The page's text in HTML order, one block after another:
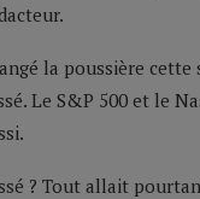
la poussière cette
Le S&P 500 et le
? Tout allait